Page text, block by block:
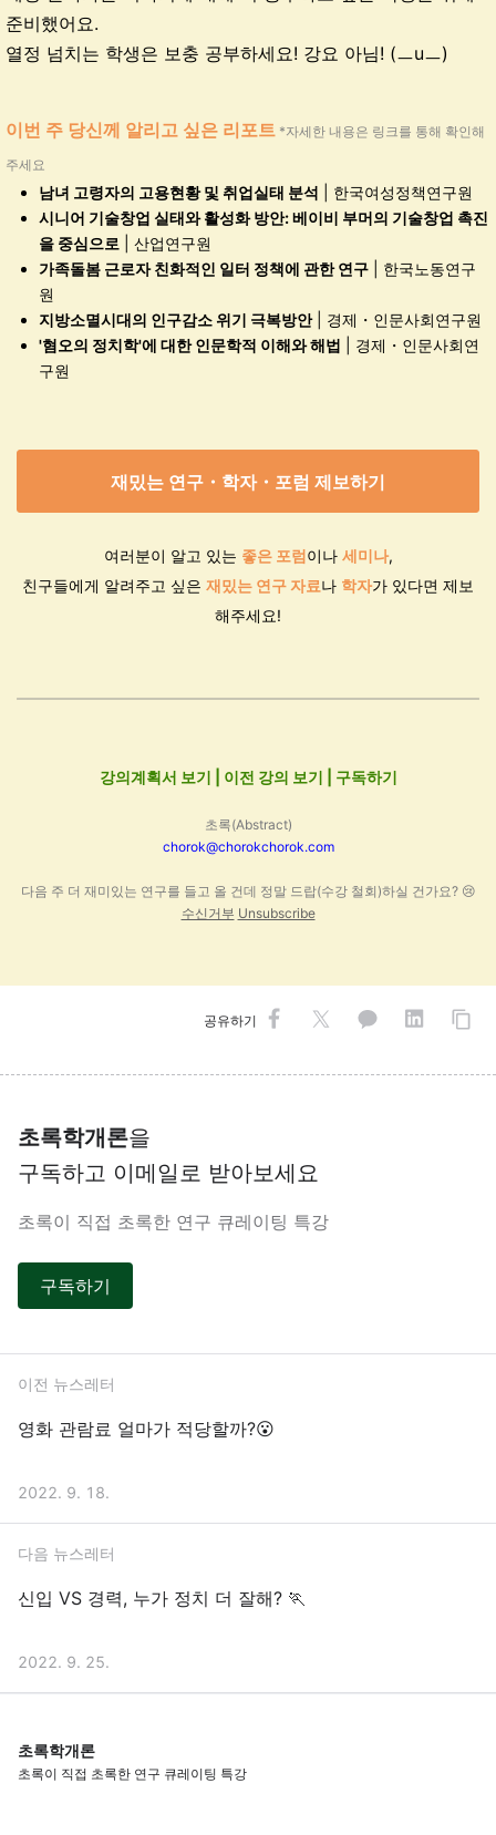
준비했어요.
열정 넘치는 학생은 보충 공부하세요! 강요 아님! (ㅡuㅡ)
이번 주 당신께 알리고 싶은 리포트 *자세한 내용은 링크를 통해 확인해
주세요
남녀 고령자의 고용현황 및 취업실태 분석 | 한국여성정책연구원
시니어 기술창업 실태와 활성화 방안: 베이비 부머의 기술창업 촉진
을 중심으로
| 산업연구원
가족돌봄 근로자 친화적인 일터 정책에 관한 연구 | 한국노동연구
원
지방소멸시대의 인구감소 위기 극복방안
| 경제・인문사회연구원
'혐오의 정치학'에 대한 인문학적 이해와 해법
| 경제・인문사회연
구원
재밌는 연구・학자・포럼 제보하기
여러분이 알고 있는 좋은 포럼이나 세미나,
친구들에게 알려주고 싶은 재밌는 연구 자료나 학자가 있다면 제보
해주세요!
강의계획서 보기 이전 강의 보기 구독하기
초록(Abstract)
chorok@chorokchorok.com
다음 주 더 재미있는 연구를 들고 올 건데 정말 드랍(수강 철회)하실 건가요? 😢
수신거부 Unsubscribe
공유하기
초록학개론을
구독하고 이메일로 받아보세요
초록이 직접 초록한 연구 큐레이팅 특강
구독하기
이전 뉴스레터
영화 관람료 얼마가 적당할까?😮
2022. 9. 18.
다음 뉴스레터
신입 VS 경력, 누가 정치 더 잘해? 🏃
2022. 9. 25.
초록학개론
초록이 직접 초록한 연구 큐레이팅 특강